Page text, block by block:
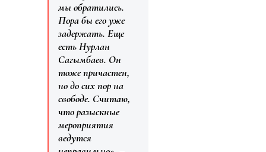
мы обратились.
Пора бы его уже
задержать. Еще
есть Нурлан
Сагымбаев. Он
тоже причастен,
но до сих пор на
свободе. Считаю,
что разыскные
мероприятия
ведутся